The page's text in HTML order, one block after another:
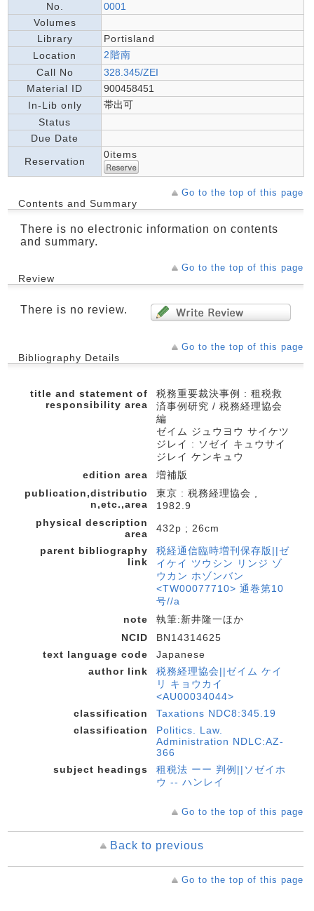
No.
0001
Volumes
Library
Portisland
Location
2階南
Call No
328.345/ZEI
Material ID
900458451
In-Lib only
帯出可
Status
Due Date
Reservation
0items
Go to the top of this page
Contents and Summary
There is no electronic information on contents
and summary.
Go to the top of this page
Review
There is no review.
Go to the top of this page
Bibliography Details
title and statement of
responsibility area
税務重要裁決事例 : 租税救
済事例研究 / 税務経理協会
編
ゼイム ジュウヨウ サイケツ
ジレイ : ソゼイ キュウサイ
ジレイ ケンキュウ
edition area
増補版
publication,distributio
n,etc.,area
東京 : 税務経理協会 ,
1982.9
physical description
area
432p ; 26cm
parent bibliography
link
税経通信臨時増刊保存版||ゼ
イケイ ツウシン リンジ ゾ
ウカン ホゾンバン
<TW00077710> 通巻第10
号//a
note
執筆:新井隆一ほか
NCID
BN14314625
text language code
Japanese
author link
税務経理協会||ゼイム ケイ
リ キョウカイ
<AU00034044>
classification
Taxations NDC8:345.19
classification
Politics. Law.
Administration NDLC:AZ-
366
subject headings
租税法 ーー 判例||ソゼイホ
ウ -- ハンレイ
Go to the top of this page
Back to previous
Go to the top of this page